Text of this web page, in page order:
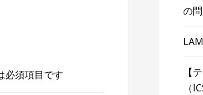
必須項目です
の
【
（